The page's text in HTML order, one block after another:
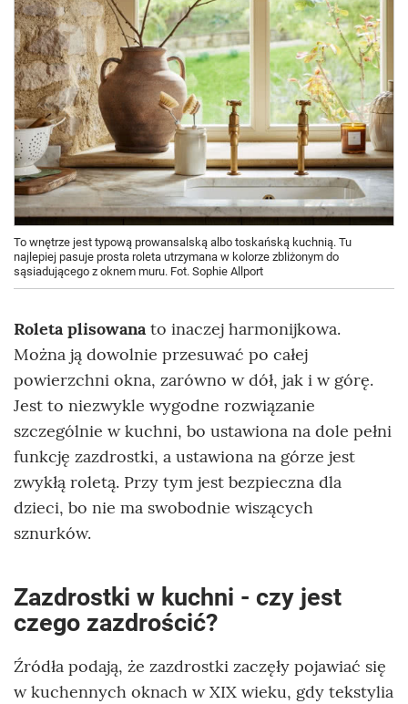
To wnętrze jest typową prowansalską albo toskańską kuchnią. Tu
najlepiej pasuje prosta roleta utrzymana w kolorze zbliżonym do
sąsiadującego z oknem muru. Fot. Sophie Allport
Roleta plisowanato inaczej harmonijkowa.
Można ją dowolnie przesuwać po całej
powierzchni okna, zarówno w dół, jak i w górę.
Jest to niezwykle wygodne rozwiązanie
szczególnie w kuchni, bo ustawiona na dole pełni
funkcję zazdrostki, a ustawiona na górze jest
zwykłą roletą. Przy tym jest bezpieczna dla
dzieci, bo nie ma swobodnie wiszących
sznurków.
Zazdrostki w kuchni - czy jest
czego zazdrościć?
Źródła podają, że zazdrostki zaczęły pojawiać się
w kuchennych oknach w XIX wieku, gdy tekstylia